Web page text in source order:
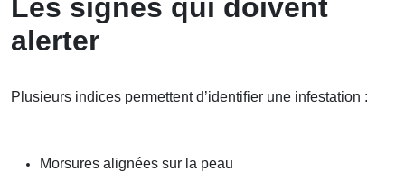
Les signes qui doivent
alerter
Plusieurs indices permettent d’identifier une infestation :
Morsures alignées sur la peau